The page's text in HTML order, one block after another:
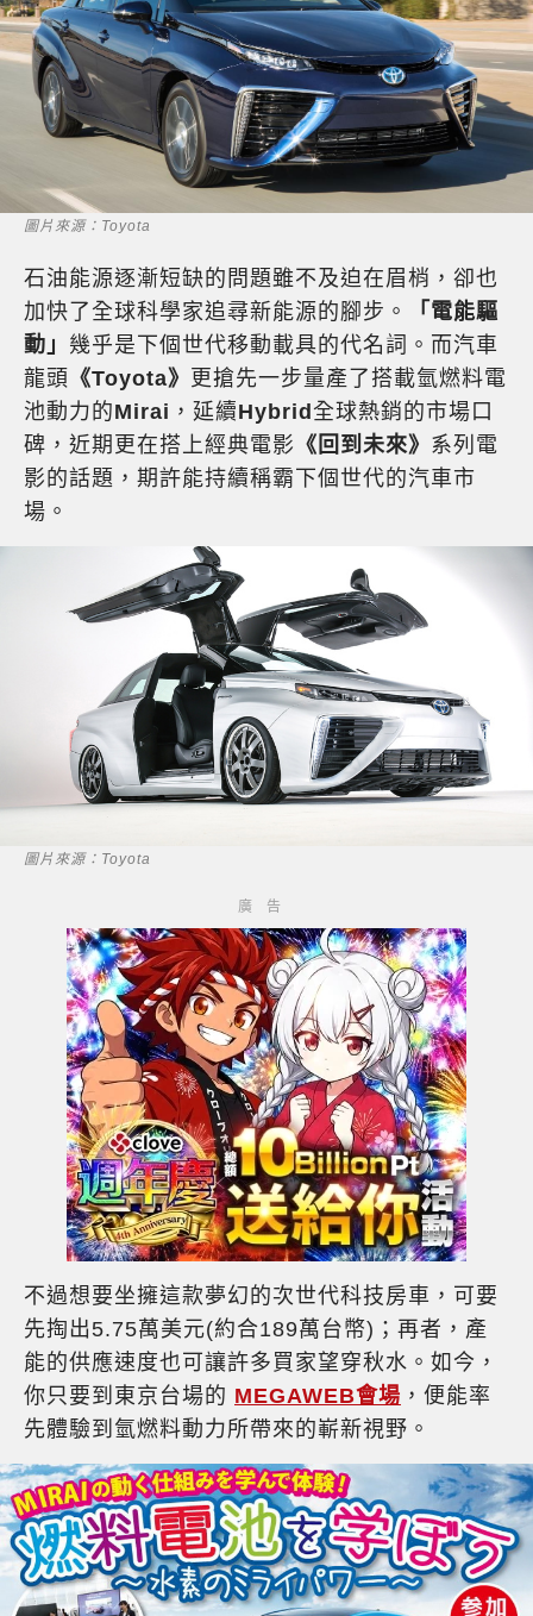
圖片來源：Toyota
石油能源逐漸短缺的問題雖不及迫在眉梢，卻也
加快了全球科學家追尋新能源的腳步。
「電能驅
動」 幾乎是下個世代移動載具的代名詞。而汽車
龍頭 《Toyota》 更搶先一步量產了搭載氫燃料電
池動力的Mirai ，延續Hybrid 全球熱銷的市場口
碑，近期更在搭上經典電影 《回到未來》 系列電
影的話題，期許能持續稱霸下個世代的汽車市
場。
圖片來源：Toyota
不過想要坐擁這款夢幻的次世代科技房車，可要
先掏出5.75萬美元(約合189萬台幣)；再者，產
能的供應速度也可讓許多買家望穿秋水。如今，
你只要到東京台場的 MEGAWEB會場 ，便能率
先體驗到氫燃料動力所帶來的嶄新視野。